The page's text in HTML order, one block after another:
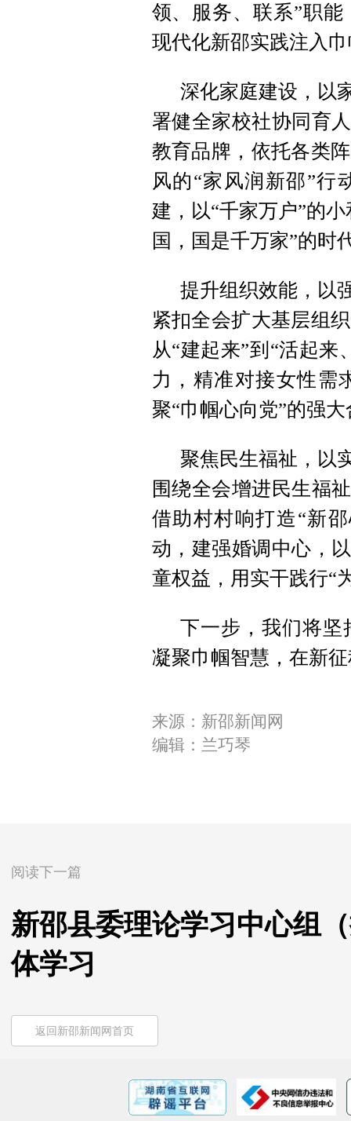
领、服务、联系”职能
现代化新邵实践注入
深化家庭建设 ， 以
署健全家校社协同育
教育品牌 ， 依托各类
风的“家风润新邵”行
建 ， 以“千家万户”的
国 ， 国是千万家”的时
提升组织效能， 以
紧扣全会扩大基层组
从“建起来”到“活起来
力 ， 精准对接女性需
聚“巾帼心向党”的强大
聚焦民生福祉 ， 以
围绕全会增进民生福
借助村村响打造“新
动 ， 建强婚调中心 ，
童权益 ， 用实干践行“
下一步 ， 我们将坚
凝聚巾帼智慧 ， 在新
来源：新邵新闻网
编辑：兰巧琴
阅读下一篇
新邵县委理论学习中心组
体学习
返回新邵新闻网首页